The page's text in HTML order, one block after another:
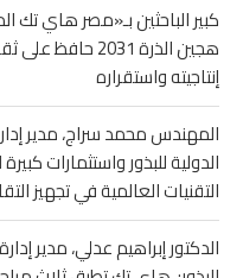
كبير الباحثين بـ«مصر هاي تك
إنتاجيته واستقراره
المهندس محمد سراج، مدير
الدولية للبذور واستثمارات
التقنيات العالمية في تجهيز
الدكتور إبراهيم عدلي، مدير